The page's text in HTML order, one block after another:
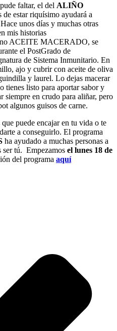
faltar, el del ALIÑO
de estar riquísimo ayudará a
unos días y muchas otras
mis historias
ACEITE MACERADO, se
el PostGrado de
de Sistema Inmunitario. En
ajo y cubrir con aceite de oliva
y laurel. Lo dejas macerar
tienes listo para aportar sabor y
siempre en crudo para aliñar, pero
algunos guisos de carne.
puede encajar en tu vida o te
a conseguirlo. El programa
ha ayudado a muchas personas a
ser tú. Empezamos el lunes 18 de
del programa aquí